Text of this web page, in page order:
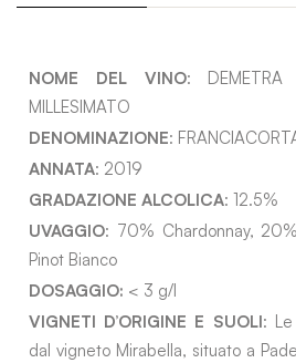
NOME DEL VINO: DEMETRA
MILLESIMATO
DENOMINAZIONE:
ANNATA: 2019
GRADAZIONE ALCOLICA: 12.5%
UVAGGIO: 70% Chardonnay,
Pinot Bianco
DOSAGGIO: < 3 g/l
VIGNETI D’ORIGINE E SUOLI:
dal vigneto Mirabella, situato a